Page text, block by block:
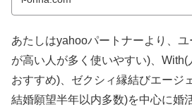
あたしはyahooパートナーより、
が高い人が多く使いやすい)、With(
おすすめ)、ゼクシィ縁結びエージ
結婚願望半年以内多数)を中心に婚